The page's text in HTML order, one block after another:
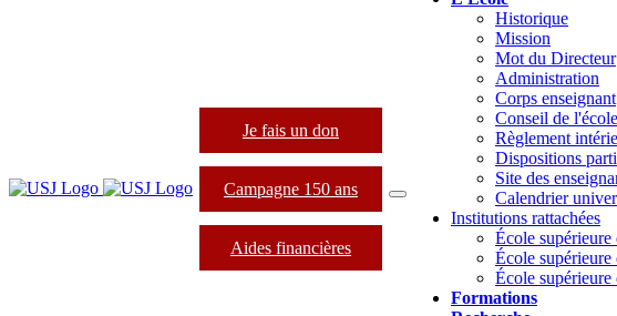
Je fais un don
Campagne 150 ans
Aides financières
Historique
Mission
Mot du Directeur
Administration
Corps enseignant
Conseil de l'école
Règlement
Dispositions
Site des
Calendrier
Institutions rattachées
École
École
École
Formations